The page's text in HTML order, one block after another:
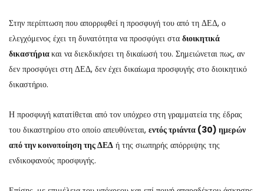
Στην περίπτωση που απορριφθεί η προσφυγή του από τη ΔΕΔ, ο
ελεγχόμενος έχει τη δυνατότητα να προσφύγει στα διοικητικά
δικαστήριακαι να διεκδικήσει τη δικαίωσή του. Σημειώνεται πως, αν
δεν προσφύγει στη ΔΕΔ, δεν έχει δικαίωμα προσφυγής στο διοικητικό
δικαστήριο.
Η προσφυγή κατατίθεται από τον υπόχρεο στη γραμματεία της έδρας
του δικαστηρίου στο οποίο απευθύνεται, εντός τριάντα (30) ημερών
από την κοινοποίηση της ΔΕΔ ή της σιωπηρής απόρριψης της
ενδικοφανούς προσφυγής.